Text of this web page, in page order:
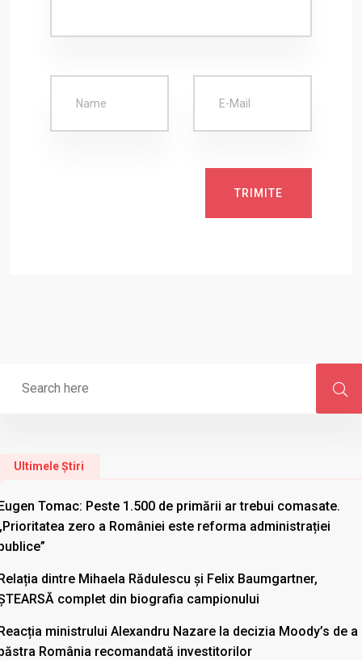
TRIMITE
Ultimele Știri
Tomac: Peste 1.500 de primării ar trebui comasate.
zero a României este reforma administrației
dintre Mihaela Rădulescu și Felix Baumgartner,
complet din biografia campionului
ministrului Alexandru Nazare la decizia Moody’s de a
România recomandată investitorilor